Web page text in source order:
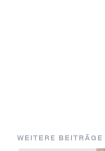
WEITERE BEITRÄGE